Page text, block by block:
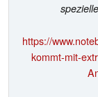
https://
kommt-mit-